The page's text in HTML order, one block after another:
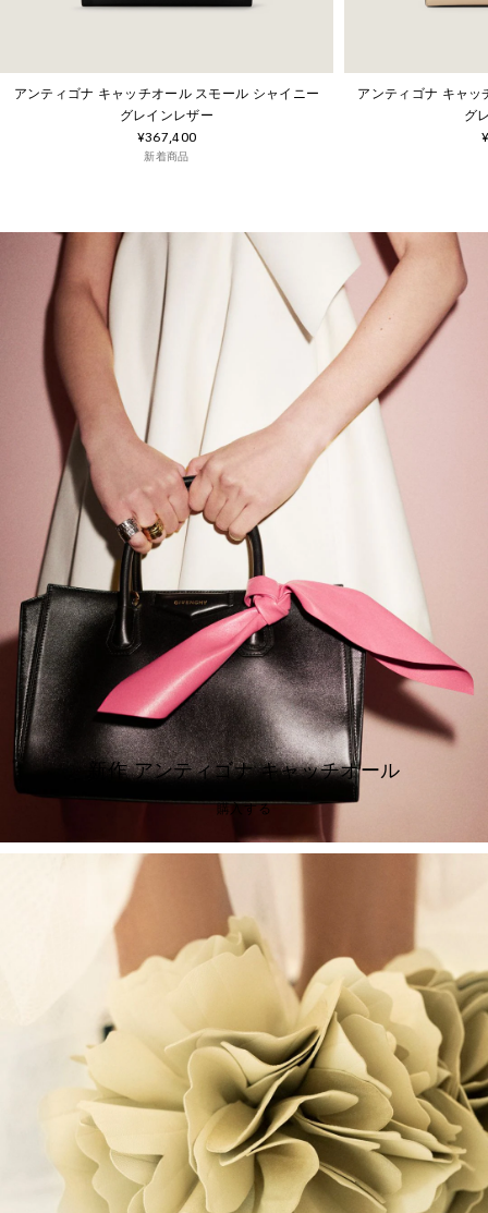
アンティゴナ キャッチオール スモール シャイニー
グレインレザー
¥367,400
新着商品
アンティゴナ キャッ
グ
新作 アンティゴナ キャッチオール
購入する